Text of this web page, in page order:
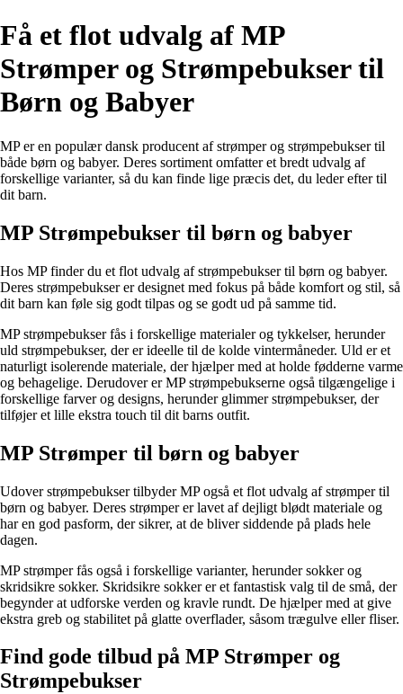
Få et flot udvalg af MP
Strømper og Strømpebukser til
Børn og Babyer
MP er en populær dansk producent af strømper og strømpebukser til
både børn og babyer. Deres sortiment omfatter et bredt udvalg af
forskellige varianter, så du kan finde lige præcis det, du leder efter til
dit barn.
MP Strømpebukser til børn og babyer
Hos MP finder du et flot udvalg af strømpebukser til børn og babyer.
Deres strømpebukser er designet med fokus på både komfort og stil, så
dit barn kan føle sig godt tilpas og se godt ud på samme tid.
MP strømpebukser fås i forskellige materialer og tykkelser, herunder
uld strømpebukser, der er ideelle til de kolde vintermåneder. Uld er et
naturligt isolerende materiale, der hjælper med at holde fødderne varme
og behagelige. Derudover er MP strømpebukserne også tilgængelige i
forskellige farver og designs, herunder glimmer strømpebukser, der
tilføjer et lille ekstra touch til dit barns outfit.
MP Strømper til børn og babyer
Udover strømpebukser tilbyder MP også et flot udvalg af strømper til
børn og babyer. Deres strømper er lavet af dejligt blødt materiale og
har en god pasform, der sikrer, at de bliver siddende på plads hele
dagen.
MP strømper fås også i forskellige varianter, herunder sokker og
skridsikre sokker. Skridsikre sokker er et fantastisk valg til de små, der
begynder at udforske verden og kravle rundt. De hjælper med at give
ekstra greb og stabilitet på glatte overflader, såsom trægulve eller fliser.
Find gode tilbud på MP Strømper og
Strømpebukser